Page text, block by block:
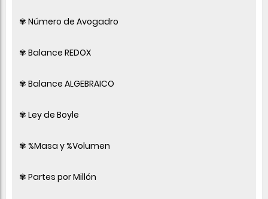
✾ Número de Avogadro
✾ Balance REDOX
✾ Balance ALGEBRAICO
✾ Ley de Boyle
✾ %Masa y %Volumen
✾ Partes por Millón